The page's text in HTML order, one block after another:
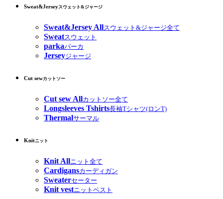
Sweat&Jerseyスウェット&ジャージ
Sweat&Jersey Allスウェット&ジャージ全て
Sweatスウェット
parkaパーカ
Jerseyジャージ
Cut sewカットソー
Cut sew Allカットソー全て
Longsleeves Tshirts長袖Tシャツ(ロンT)
Thermalサーマル
Knitニット
Knit Allニット全て
Cardigansカーディガン
Sweaterセーター
Knit vestニットベスト